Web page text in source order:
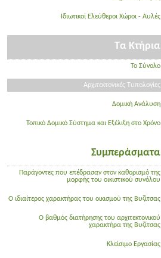
Ιδιωτικοί Ελεύθεροι Χώροι - Αυλές
Τα Κτήρια
Το Σύνολο
Αρχιτεκτονικές Τυπολογίες
Δομική Ανάλυση
Τοπικό Δομικό Σύστημα και Εξέλιξη στο Χρόνο
Συμπεράσματα
Παράγοντες που επέδρασαν στον καθορισμό της
μορφής του οικιστικού συνόλου
Ο ιδιαίτερος χαρακτήρας του οικισμού της Βυζίτσας
Ο βαθμός διατήρησης του αρχιτεκτονικού
χαρακτήρα της Βυζίτσας
Κλείσιμο Εργασίας